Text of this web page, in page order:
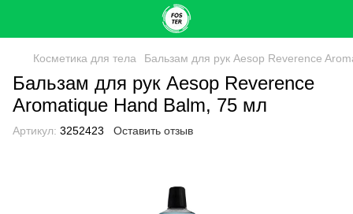
Косметика для тела Бальзам для рук Aesop Reverence
Бальзам для рук Aesop Reverence
Aromatique Hand Balm, 75 мл
Артикул: 3252423 Оставить отзыв